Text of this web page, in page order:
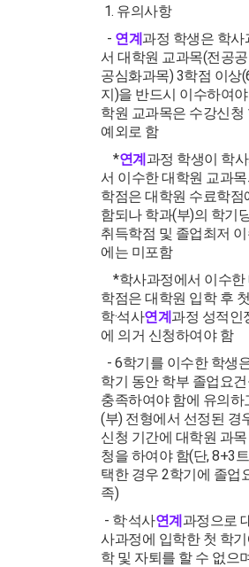
1. 유의사항
- 연계과정 학생은 학사
서 대학원 교과목(전공
공심화과목) 3학점 이상
지)을 반드시 이수하여
학원 교과목은 수강신청
예외로 함
*연계과정 학생이 학
서 이수한 대학원 교과
학점은 대학원 수료학점
함되나 학과(부)의 학기
취득학점 및 졸업최저
에는 미포함
*학사과정에서 이수한
학점은 대학원 입학 후
학·석사연계과정 성적인
에 의거 신청하여야 함
- 6학기를 이수한 학생
학기 동안 학부 졸업요
충족하여야 함에 유의하
(부) 전형에서 선정된 경
신청 기간에 대학원 과
청을 하여야 함(단, 8+3
택한 경우 2학기에 졸업
족)
- 학·석사연계과정으로
사과정에 입학한 첫 학
학 및 자퇴를 할 수 없으